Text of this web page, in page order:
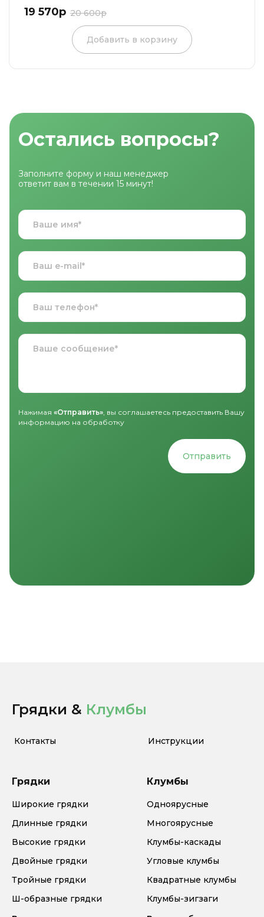
19 570р 20 600р
Добавить в корзину
Остались вопросы?
Заполните форму и наш менеджер
ответит вам в течении 15 минут!
Нажимая «Отправить» , вы соглашаетесь предоставить Вашу
информацию на обработку
Отправить
Грядки & Клумбы
Контакты Инструкции
Грядки
Широкие грядки
Длинные грядки
Высокие грядки
Двойные грядки
Тройные грядки
Ш-образные грядки
Клумбы
Одноярусные
Многоярусные
Клумбы-каскады
Угловые клумбы
Квадратные клумбы
Клумбы-зигзаги